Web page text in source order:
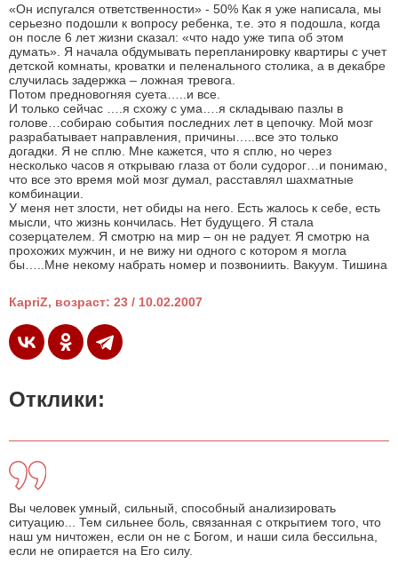
«Он испугался ответственности» - 50% Как я уже написала, мы
серьезно подошли к вопросу ребенка, т.е. это я подошла, когда
он после 6 лет жизни сказал: «что надо уже типа об этом
думать». Я начала обдумывать перепланировку квартиры с учет
детской комнаты, кроватки и пеленального столика, а в декабре
случилась задержка – ложная тревога.
Потом предновогняя суета…..и все.
И только сейчас ….я схожу с ума….я складываю пазлы в
голове…собираю события последних лет в цепочку. Мой мозг
разрабатывает направления, причины…..все это только
догадки. Я не сплю. Мне кажется, что я сплю, но через
несколько часов я открываю глаза от боли судорог…и понимаю,
что все это время мой мозг думал, расставлял шахматные
комбинации.
У меня нет злости, нет обиды на него. Есть жалось к себе, есть
мысли, что жизнь кончилась. Нет будущего. Я стала
созерцателем. Я смотрю на мир – он не радует. Я смотрю на
прохожих мужчин, и не вижу ни одного с котором я могла
бы…..Мне некому набрать номер и позвониить. Вакуум. Тишина
КapriZ, возраст: 23 / 10.02.2007
Отклики:
Вы человек умный, сильный, способный анализировать
ситуацию... Тем сильнее боль, связанная с открытием того, что
наш ум ничтожен, если он не с Богом, и наши сила бессильна,
если не опирается на Его силу.